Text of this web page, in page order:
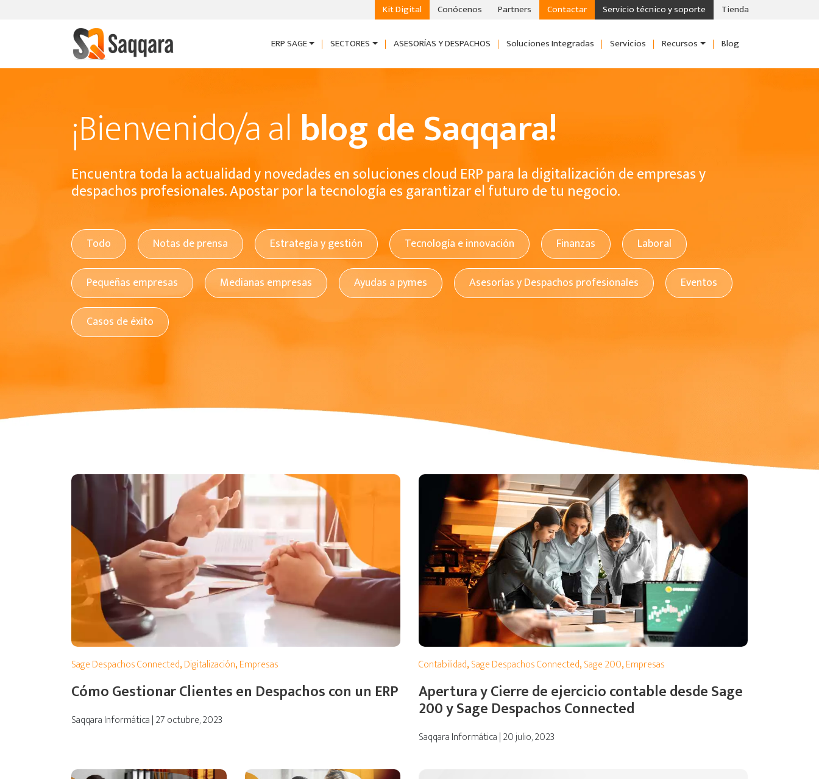
Kit Digital Conócenos Partners Contactar Servicio técnico y soporte Tienda
ERP SAGE SECTORES ASESORÍAS Y DESPACHOS Soluciones Integradas Servicios Recursos Blog
¡Bienvenido/a al blog de Saqqara!
Encuentra toda la actualidad y novedades en soluciones cloud ERP para la digitalización de empresas y
despachos profesionales. Apostar por la tecnología es garantizar el futuro de tu negocio.
Todo Notas de prensa Estrategia y gestión Tecnología e innovación Finanzas Laboral
Pequeñas empresas Medianas empresas Ayudas a pymes Asesorías y Despachos profesionales Eventos
Casos de éxito
Sage Despachos Connected,Digitalización,Empresas
Cómo Gestionar Clientes en Despachos con un ERP
Saqqara Informática | 27 octubre, 2023
Contabilidad,Sage Despachos Connected,Sage 200,Empresas
Apertura y Cierre de ejercicio contable desde Sage
200 y Sage Despachos Connected
Saqqara Informática | 20 julio, 2023